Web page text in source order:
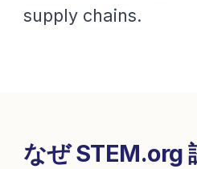
supply chains.
なぜ STEM.org